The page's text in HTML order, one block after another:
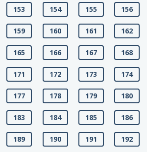
153 154 155 156
159 160 161 162
165 166 167 168
171 172 173 174
177 178 179 180
183 184 185 186
189 190 191 192